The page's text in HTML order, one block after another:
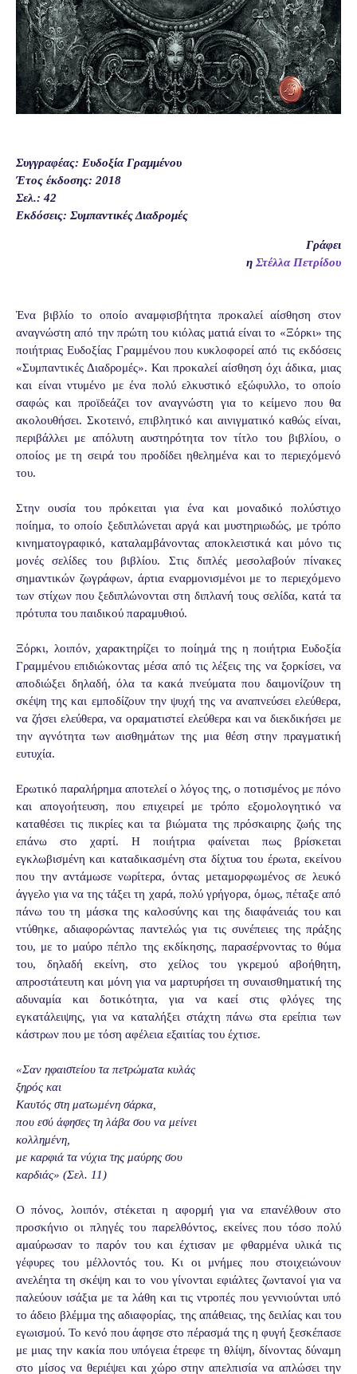
Συγγραφέας: Ευδοξία Γραμμένου
Έτος έκδοσης: 2018
Σελ.: 42
Εκδόσεις: Συμπαντικές Διαδρομές
Γράφει
η Στέλλα Πετρίδου
Ένα βιβλίο το οποίο αναμφισβήτητα προκαλεί αίσθηση στον
αναγνώστη από την πρώτη του κιόλας ματιά είναι το «Ξόρκι» της
ποιήτριας Ευδοξίας Γραμμένου που κυκλοφορεί από τις εκδόσεις
«Συμπαντικές Διαδρομές». Και προκαλεί αίσθηση όχι άδικα, μιας
και είναι ντυμένο με ένα πολύ ελκυστικό εξώφυλλο, το οποίο
σαφώς και προϊδεάζει τον αναγνώστη για το κείμενο που θα
ακολουθήσει. Σκοτεινό, επιβλητικό και αινιγματικό καθώς είναι,
περιβάλλει με απόλυτη αυστηρότητα τον τίτλο του βιβλίου, ο
οποίος με τη σειρά του προδίδει ηθελημένα και το περιεχόμενό
του.
Στην ουσία του πρόκειται για ένα και μοναδικό πολύστιχο
ποίημα, το οποίο ξεδιπλώνεται αργά και μυστηριωδώς, με τρόπο
κινηματογραφικό, καταλαμβάνοντας αποκλειστικά και μόνο τις
μονές σελίδες του βιβλίου. Στις διπλές μεσολαβούν πίνακες
σημαντικών ζωγράφων, άρτια εναρμονισμένοι με το περιεχόμενο
των στίχων που ξεδιπλώνονται στη διπλανή τους σελίδα, κατά τα
πρότυπα του παιδικού παραμυθιού.
Ξόρκι, λοιπόν, χαρακτηρίζει το ποίημά της η ποιήτρια Ευδοξία
Γραμμένου επιδιώκοντας μέσα από τις λέξεις της να ξορκίσει, να
αποδιώξει δηλαδή, όλα τα κακά πνεύματα που δαιμονίζουν τη
σκέψη της και εμποδίζουν την ψυχή της να αναπνεύσει ελεύθερα,
να ζήσει ελεύθερα, να οραματιστεί ελεύθερα και να διεκδικήσει με
την αγνότητα των αισθημάτων της μια θέση στην πραγματική
ευτυχία.
Ερωτικό παραλήρημα αποτελεί ο λόγος της, ο ποτισμένος με πόνο
και απογοήτευση, που επιχειρεί με τρόπο εξομολογητικό να
καταθέσει τις πικρίες και τα βιώματα της πρόσκαιρης ζωής της
επάνω στο χαρτί. Η ποιήτρια φαίνεται πως βρίσκεται
εγκλωβισμένη και καταδικασμένη στα δίχτυα του έρωτα, εκείνου
που την αντάμωσε νωρίτερα, όντας μεταμορφωμένος σε λευκό
άγγελο για να της τάξει τη χαρά, πολύ γρήγορα, όμως, πέταξε από
πάνω του τη μάσκα της καλοσύνης και της διαφάνειάς του και
ντύθηκε, αδιαφορώντας παντελώς για τις συνέπειες της πράξης
του, με το μαύρο πέπλο της εκδίκησης, παρασέρνοντας το θύμα
του, δηλαδή εκείνη, στο χείλος του γκρεμού αβοήθητη,
απροστάτευτη και μόνη για να μαρτυρήσει τη συναισθηματική της
αδυναμία και δοτικότητα, για να καεί στις φλόγες της
εγκατάλειψης, για να καταλήξει στάχτη πάνω στα ερείπια των
κάστρων που με τόση αφέλεια εξαιτίας του έχτισε.
«Σαν ηφαιστείου τα πετρώματα κυλάς
ξηρός και
Καυτός στη ματωμένη σάρκα,
που εσύ άφησες τη λάβα σου να μείνει
κολλημένη,
με καρφιά τα νύχια της μαύρης σου
καρδιάς» (Σελ. 11)
Ο πόνος, λοιπόν, στέκεται η αφορμή για να επανέλθουν στο
προσκήνιο οι πληγές του παρελθόντος, εκείνες που τόσο πολύ
αμαύρωσαν το παρόν του και έχτισαν με φθαρμένα υλικά τις
γέφυρες του μέλλοντός του. Κι οι μνήμες που στοιχειώνουν
ανελέητα τη σκέψη και το νου γίνονται εφιάλτες ζωντανοί για να
παλεύουν ισάξια με τα λάθη και τις ντροπές που γεννιούνται υπό
το άδειο βλέμμα της αδιαφορίας, της απάθειας, της δειλίας και του
εγωισμού. Το κενό που άφησε στο πέρασμά της η φυγή ξεσκέπασε
με μιας την κακία που υπόγεια έτρεφε τη θλίψη, δίνοντας δύναμη
στο μίσος να θεριέψει και χώρο στην απελπισία να απλώσει την